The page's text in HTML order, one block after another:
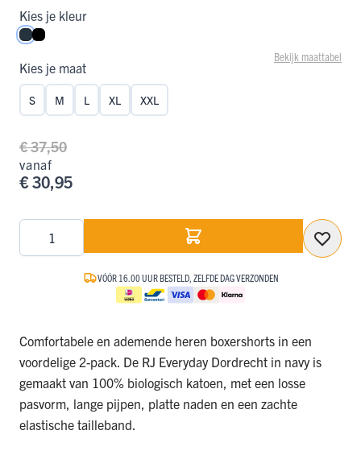
Kies je kleur
NavyZwart
Bekijk maattabel
Kies je maat
S M L XL XXL
€ 37,50
vanaf
€ 30,95
VÓÓR 16.00 UUR BESTELD, ZELFDE DAG VERZONDEN
Comfortabele en ademende heren boxershorts in een
voordelige 2-pack. De RJ Everyday Dordrecht in navy is
gemaakt van 100% biologisch katoen, met een losse
pasvorm, lange pijpen, platte naden en een zachte
elastische tailleband.